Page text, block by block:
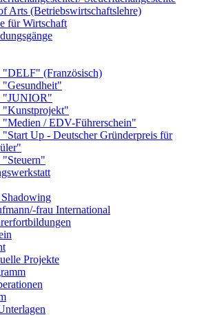
Arts (Betriebswirtschaftslehre)
für Wirtschaft
(Französisch)
"JUNIOR"
"Kunstprojekt"
/ EDV-Führerschein"
Up - Deutscher Gründerpreis für
Shadowing
frau International
Projekte